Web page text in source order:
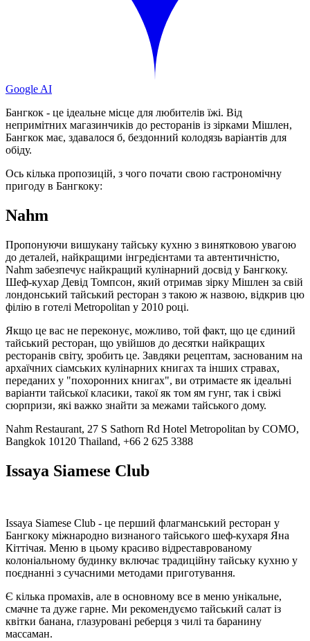
Google AI
Бангкок - це ідеальне місце для любителів їжі. Від
непримітних магазинчиків до ресторанів із зірками Мішлен,
Бангкок має, здавалося б, бездонний колодязь варіантів для
обіду.
Ось кілька пропозицій, з чого почати свою гастрономічну
пригоду в Бангкоку:
Nahm
Пропонуючи вишукану тайську кухню з винятковою увагою
до деталей, найкращими інгредієнтами та автентичністю,
Nahm забезпечує найкращий кулінарний досвід у Бангкоку.
Шеф-кухар Девід Томпсон, який отримав зірку Мішлен за свій
лондонський тайський ресторан з такою ж назвою, відкрив цю
філію в готелі Metropolitan у 2010 році.
Якщо це вас не переконує, можливо, той факт, що це єдиний
тайський ресторан, що увійшов до десятки найкращих
ресторанів світу, зробить це. Завдяки рецептам, заснованим на
архаїчних сіамських кулінарних книгах та інших стравах,
переданих у "похоронних книгах", ви отримаєте як ідеальні
варіанти тайської класики, такої як том ям гунг, так і свіжі
сюрпризи, які важко знайти за межами тайського дому.
Nahm Restaurant, 27 S Sathorn Rd Hotel Metropolitan by COMO,
Bangkok 10120 Thailand, +66 2 625 3388
Issaya Siamese Club
Issaya Siamese Club - це перший флагманський ресторан у
Бангкоку міжнародно визнаного тайського шеф-кухаря Яна
Кіттічая. Меню в цьому красиво відреставрованому
колоніальному будинку включає традиційну тайську кухню у
поєднанні з сучасними методами приготування.
Є кілька промахів, але в основному все в меню унікальне,
смачне та дуже гарне. Ми рекомендуємо тайський салат із
квітки банана, глазуровані реберця з чилі та баранину
массаман.